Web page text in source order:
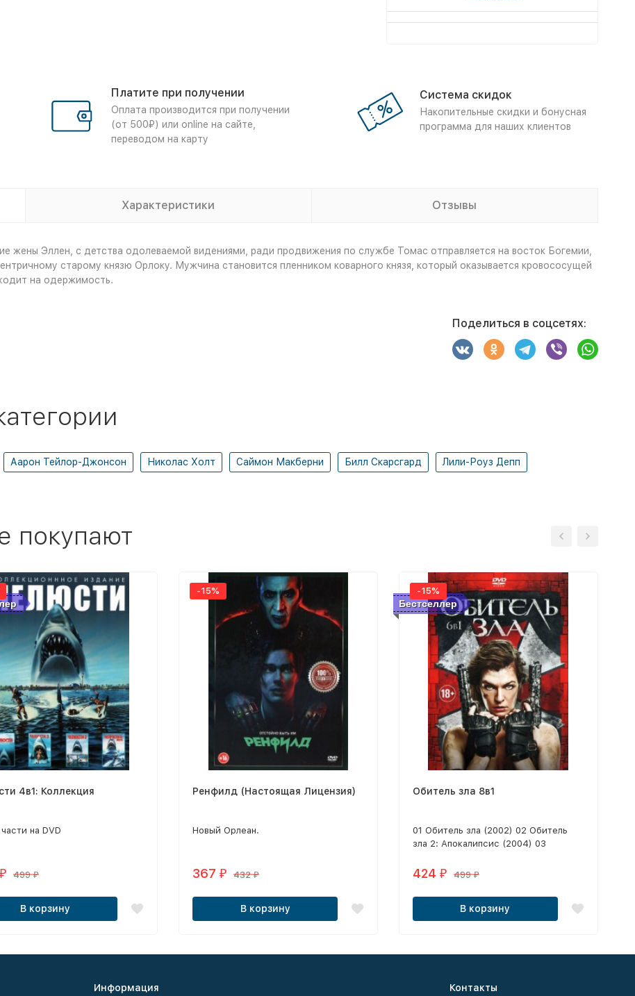
Платите при получении
Оплата производится при получении
(от 500₽) или online на сайте,
переводом на карту
Система скидок
Накопительные скидки и бонусная
программа для наших клиентов
Характеристики Отзывы
жены Эллен, с детства одолеваемой видениями, ради продвижения по службе Томас отправляется на восток Богемии,
старому князю Орлоку. Мужчина становится пленником коварного князя, который оказывается кровососущей
на одержимость.
Поделиться в соцсетях:
Аарон Тейлор-Джонсон Николас Холт Саймон Макберни Билл Скарсгард Лили-Роуз Депп
покупают
4в1: Коллекция
на DVD
₽ 499₽
В корзину
-15%
Ренфилд (Настоящая Лицензия)
Новый Орлеан.
367 ₽ 432₽
В корзину
Бестселлер
-15%
Обитель зла 8в1
01 Обитель зла (2002) 02 Обитель
зла 2: Апокалипсис (2004) 03
4: Жизнь после смерти (2010) 05
Обитель зла: Последняя глава (2016)
424 ₽ 499₽
В корзину
Информация Контакты